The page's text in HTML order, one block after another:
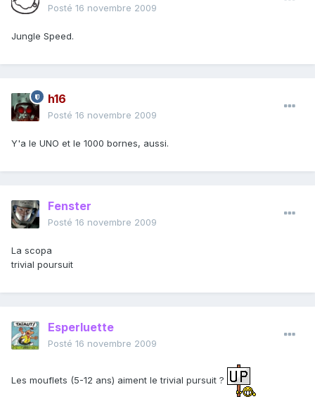
Posté 16 novembre 2009
Jungle Speed.
h16
Posté 16 novembre 2009
Y'a le UNO et le 1000 bornes, aussi.
Fenster
Posté 16 novembre 2009
La scopa
trivial poursuit
Esperluette
Posté 16 novembre 2009
Les mouflets (5-12 ans) aiment le trivial pursuit ?